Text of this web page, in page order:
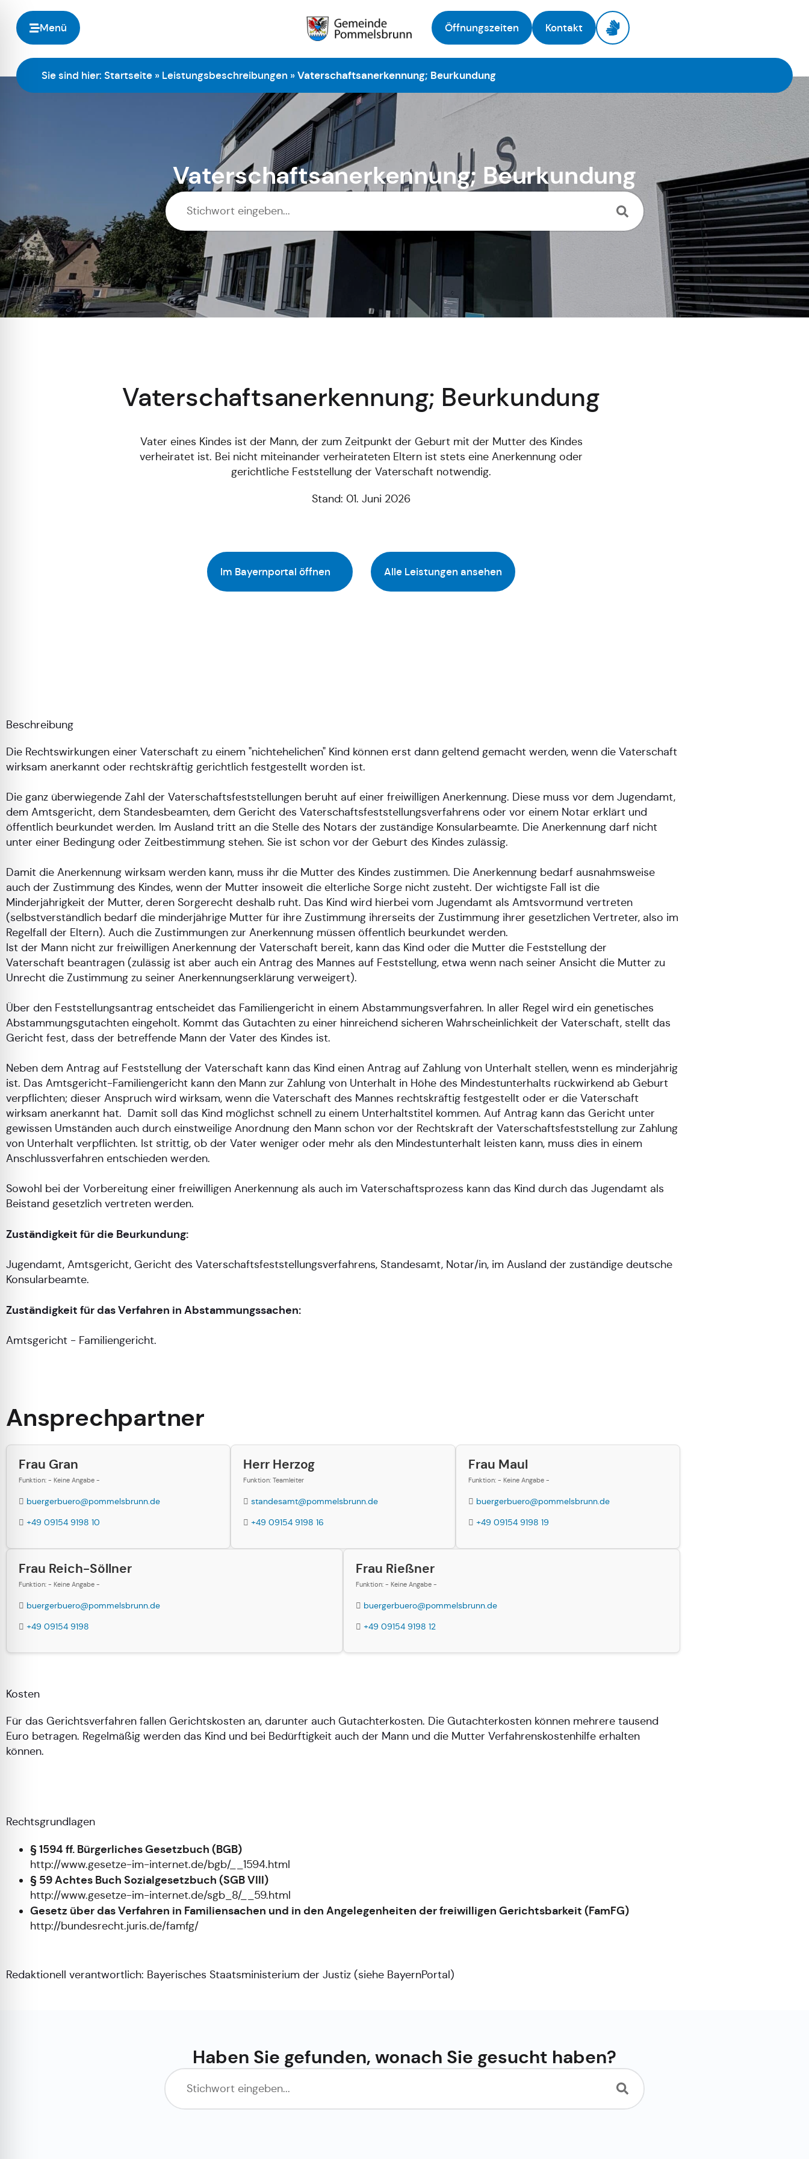
Menü
Zur Startseite
Öffnungszeiten Kontakt
Sie sind hier: Startseite » Leistungsbeschreibungen »Vaterschaftsanerkennung; Beurkundung
Vaterschaftsanerkennung; Beurkundung
Vaterschaftsanerkennung; Beurkundung
Vater eines Kindes ist der Mann, der zum Zeitpunkt der Geburt mit der Mutter des Kindes
verheiratet ist. Bei nicht miteinander verheirateten Eltern ist stets eine Anerkennung oder
gerichtliche Feststellung der Vaterschaft notwendig.
Stand: 01. Juni 2026
Im Bayernportal öffnen Alle Leistungen ansehen
Beschreibung
Die Rechtswirkungen einer Vaterschaft zu einem "nichtehelichen" Kind können erst dann geltend gemacht werden, wenn die Vaterschaft
wirksam anerkannt oder rechtskräftig gerichtlich festgestellt worden ist.
Die ganz überwiegende Zahl der Vaterschaftsfeststellungen beruht auf einer freiwilligen Anerkennung. Diese muss vor dem Jugendamt,
dem Amtsgericht, dem Standesbeamten, dem Gericht des Vaterschaftsfeststellungsverfahrens oder vor einem Notar erklärt und
öffentlich beurkundet werden. Im Ausland tritt an die Stelle des Notars der zuständige Konsularbeamte. Die Anerkennung darf nicht
unter einer Bedingung oder Zeitbestimmung stehen. Sie ist schon vor der Geburt des Kindes zulässig.
Damit die Anerkennung wirksam werden kann, muss ihr die Mutter des Kindes zustimmen. Die Anerkennung bedarf ausnahmsweise
auch der Zustimmung des Kindes, wenn der Mutter insoweit die elterliche Sorge nicht zusteht. Der wichtigste Fall ist die
Minderjährigkeit der Mutter, deren Sorgerecht deshalb ruht. Das Kind wird hierbei vom Jugendamt als Amtsvormund vertreten
(selbstverständlich bedarf die minderjährige Mutter für ihre Zustimmung ihrerseits der Zustimmung ihrer gesetzlichen Vertreter, also im
Regelfall der Eltern). Auch die Zustimmungen zur Anerkennung müssen öffentlich beurkundet werden.
Ist der Mann nicht zur freiwilligen Anerkennung der Vaterschaft bereit, kann das Kind oder die Mutter die Feststellung der
Vaterschaft beantragen (zulässig ist aber auch ein Antrag des Mannes auf Feststellung, etwa wenn nach seiner Ansicht die Mutter zu
Unrecht die Zustimmung zu seiner Anerkennungserklärung verweigert).
Über den Feststellungsantrag entscheidet das Familiengericht in einem Abstammungsverfahren. In aller Regel wird ein genetisches
Abstammungsgutachten eingeholt. Kommt das Gutachten zu einer hinreichend sicheren Wahrscheinlichkeit der Vaterschaft, stellt das
Gericht fest, dass der betreffende Mann der Vater des Kindes ist.
Neben dem Antrag auf Feststellung der Vaterschaft kann das Kind einen Antrag auf Zahlung von Unterhalt stellen, wenn es minderjährig
ist. Das Amtsgericht-Familiengericht kann den Mann zur Zahlung von Unterhalt in Höhe des Mindestunterhalts rückwirkend ab Geburt
verpflichten; dieser Anspruch wird wirksam, wenn die Vaterschaft des Mannes rechtskräftig festgestellt oder er die Vaterschaft
wirksam anerkannt hat. Damit soll das Kind möglichst schnell zu einem Unterhaltstitel kommen. Auf Antrag kann das Gericht unter
gewissen Umständen auch durch einstweilige Anordnung den Mann schon vor der Rechtskraft der Vaterschaftsfeststellung zur Zahlung
von Unterhalt verpflichten. Ist strittig, ob der Vater weniger oder mehr als den Mindestunterhalt leisten kann, muss dies in einem
Anschlussverfahren entschieden werden.
Sowohl bei der Vorbereitung einer freiwilligen Anerkennung als auch im Vaterschaftsprozess kann das Kind durch das Jugendamt als
Beistand gesetzlich vertreten werden.
Zuständigkeit für die Beurkundung:
Jugendamt, Amtsgericht, Gericht des Vaterschaftsfeststellungsverfahrens, Standesamt, Notar/in, im Ausland der zuständige deutsche
Konsularbeamte.
Zuständigkeit für das Verfahren in Abstammungssachen:
Amtsgericht - Familiengericht.
Ansprechpartner
Frau Gran
Funktion: - Keine Angabe -
buergerbuero@pommelsbrunn.de
+49 09154 9198 10
Herr Herzog
Funktion: Teamleiter
standesamt@pommelsbrunn.de
+49 09154 9198 16
Frau Maul
Funktion: - Keine Angabe -
buergerbuero@pommelsbrunn.de
+49 09154 9198 19
Frau Reich-Söllner
Funktion: - Keine Angabe -
buergerbuero@pommelsbrunn.de
+49 09154 9198
Frau Rießner
Funktion: - Keine Angabe -
buergerbuero@pommelsbrunn.de
+49 09154 9198 12
Kosten
Für das Gerichtsverfahren fallen Gerichtskosten an, darunter auch Gutachterkosten. Die Gutachterkosten können mehrere tausend
Euro betragen. Regelmäßig werden das Kind und bei Bedürftigkeit auch der Mann und die Mutter Verfahrenskostenhilfe erhalten
können.
Rechtsgrundlagen
§ 1594 ff. Bürgerliches Gesetzbuch (BGB)
http://www.gesetze-im-internet.de/bgb/__1594.html
§ 59 Achtes Buch Sozialgesetzbuch (SGB VIII)
http://www.gesetze-im-internet.de/sgb_8/__59.html
Gesetz über das Verfahren in Familiensachen und in den Angelegenheiten der freiwilligen Gerichtsbarkeit (FamFG)
http://bundesrecht.juris.de/famfg/
Redaktionell verantwortlich: Bayerisches Staatsministerium der Justiz (siehe BayernPortal)
Haben Sie gefunden, wonach Sie gesucht haben?